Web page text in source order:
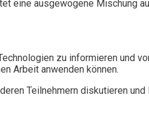
ausgewogene Mischung
zu informieren und
Arbeit anwenden können.
Teilnehmern diskutieren